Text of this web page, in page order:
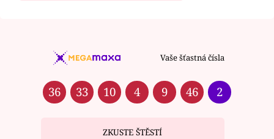
Vaše šťastná čísla
36 33 10 4 9 46 2
ZKUSTE ŠTĚSTÍ